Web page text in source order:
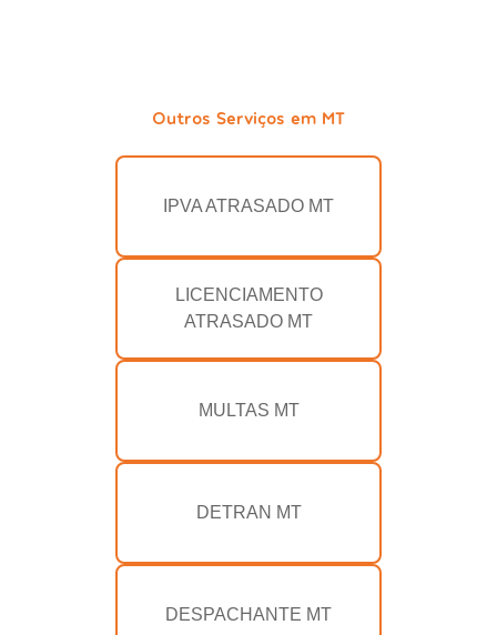
Outros Serviços em MT
IPVA ATRASADO MT
LICENCIAMENTO
ATRASADO MT
MULTAS MT
DETRAN MT
DESPACHANTE MT